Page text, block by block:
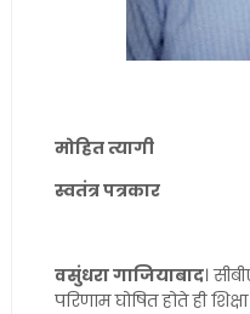
मोहित त्यागी
स्वतंत्र पत्रकार
वसुंधरा गाजियाबाद।
परिणाम घोषित होते ही